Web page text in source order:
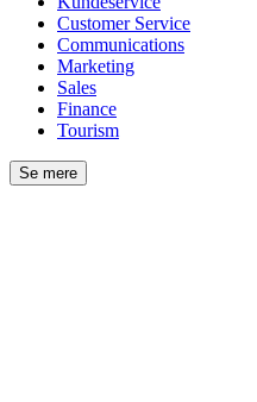
Customer Service
Communications
Marketing
Sales
Finance
Tourism
Se mere